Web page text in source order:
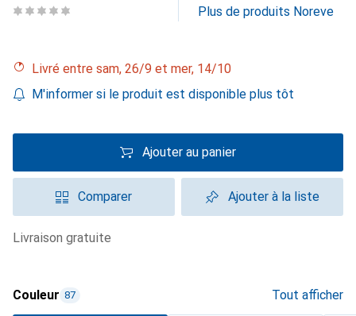
Plus de produits Noreve
Livré entre sam, 26/9 et mer, 14/10
M'informer si le produit est disponible plus tôt
Ajouter au panier
Comparer Ajouter à la liste
livraison gratuite
Couleur 87 Tout afficher